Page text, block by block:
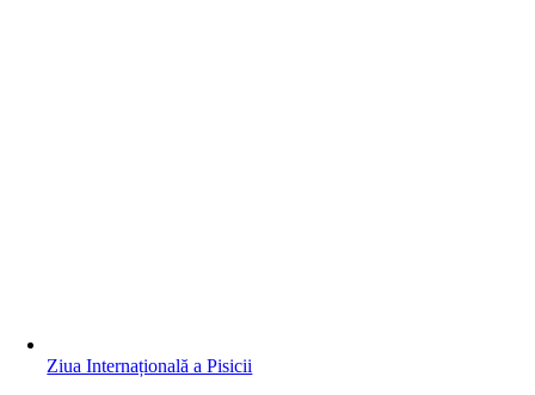
Ziua Internațională a Pisicii